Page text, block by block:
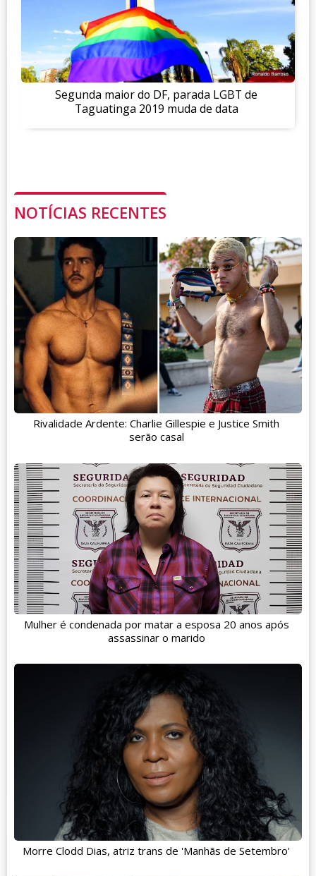
Segunda maior do DF, parada LGBT de
Taguatinga 2019 muda de data
NOTÍCIAS RECENTES
Rivalidade Ardente: Charlie Gillespie e Justice Smith
serão casal
Mulher é condenada por matar a esposa 20 anos após
assassinar o marido
Morre Clodd Dias, atriz trans de 'Manhãs de Setembro'